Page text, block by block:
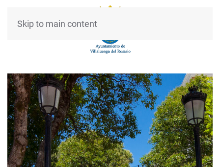
Skip to main content